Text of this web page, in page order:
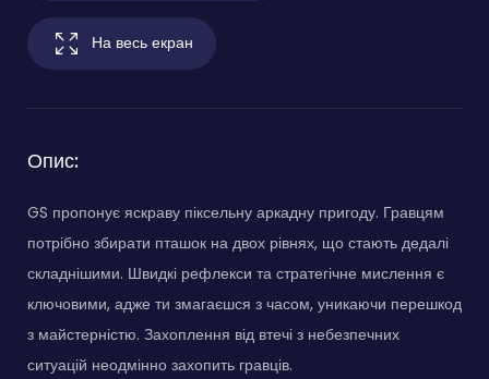
На весь екран
Опис:
GS пропонує яскраву піксельну аркадну пригоду. Гравцям
потрібно збирати пташок на двох рівнях, що стають дедалі
складнішими. Швидкі рефлекси та стратегічне мислення є
ключовими, адже ти змагаєшся з часом, уникаючи перешкод
з майстерністю. Захоплення від втечі з небезпечних
ситуацій неодмінно захопить гравців.